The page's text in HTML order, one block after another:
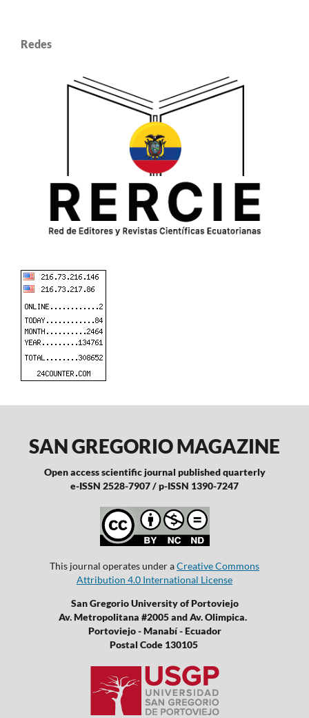
Redes
SAN GREGORIO MAGAZINE
Open access scientific journal published quarterly
e-ISSN 2528-7907 / p-ISSN 1390-7247
This journal operates under aCreative Commons
Attribution 4.0 International License
San Gregorio University of Portoviejo
Av. Metropolitana #2005 and Av. Olimpica.
Portoviejo - Manabí - Ecuador
Postal Code 130105